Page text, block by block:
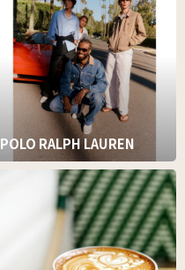
POLO RALPH LAUREN